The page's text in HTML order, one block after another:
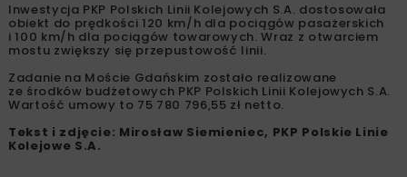
Inwestycja PKP Polskich Linii Kolejowych S.A. dostosowała
obiekt do prędkości 120 km/h dla pociągów pasażerskich
i 100 km/h dla pociągów towarowych. Wraz z otwarciem
mostu zwiększy się przepustowość linii.
Zadanie na Moście Gdańskim zostało realizowane
ze środków budżetowych PKP Polskich Linii Kolejowych S.A.
Wartość umowy to 75 780 796,55 zł netto.
Tekst i zdjęcie: Mirosław Siemieniec, PKP Polskie Linie
Kolejowe S.A.